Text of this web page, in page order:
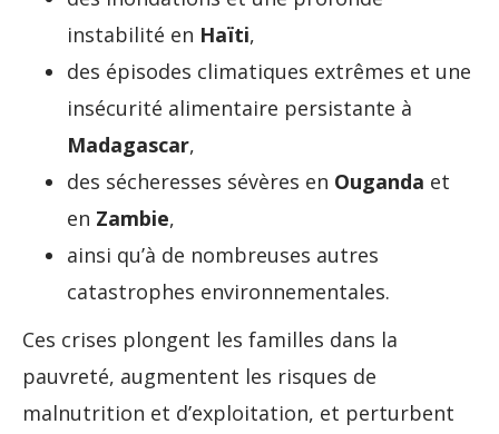
instabilité en Haïti,
des épisodes climatiques extrêmes et une
insécurité alimentaire persistante à
Madagascar,
des sécheresses sévères en Ouganda et
en Zambie,
ainsi qu’à de nombreuses autres
catastrophes environnementales.
Ces crises plongent les familles dans la
pauvreté, augmentent les risques de
malnutrition et d’exploitation, et perturbent